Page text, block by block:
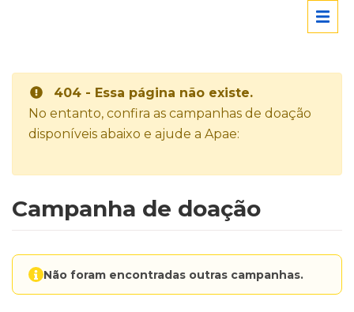
404 - Essa página não existe.
No entanto, confira as campanhas de doação
disponíveis abaixo e ajude a Apae:
Campanha de doação
Não foram encontradas outras campanhas.